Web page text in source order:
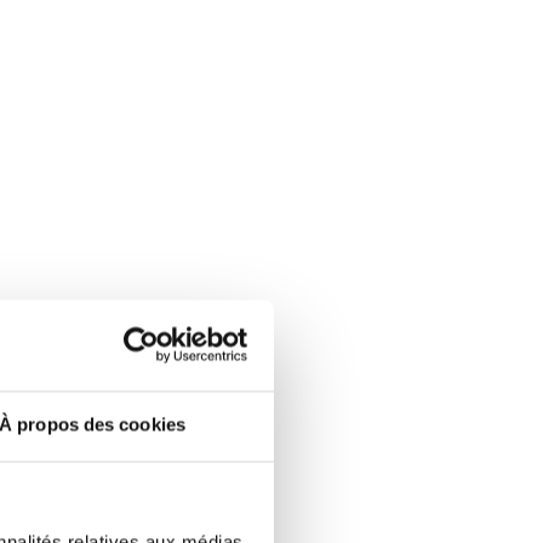
À propos des cookies